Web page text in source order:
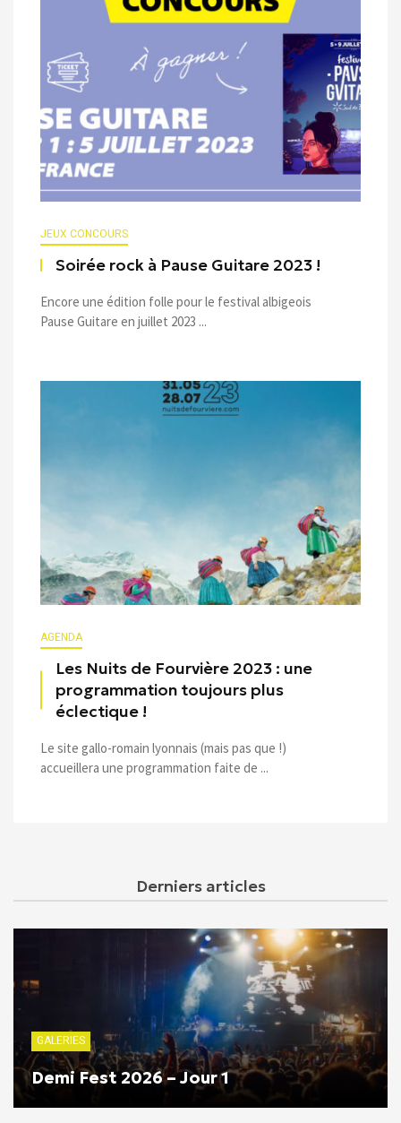
JEUX CONCOURS
Soirée rock à Pause Guitare 2023 !
Encore une édition folle pour le festival albigeois
Pause Guitare en juillet 2023 ...
AGENDA
Les Nuits de Fourvière 2023 : une
programmation toujours plus
éclectique !
Le site gallo-romain lyonnais (mais pas que !)
accueillera une programmation faite de ...
Derniers articles
GALERIES
Demi Fest 2026 – Jour 1